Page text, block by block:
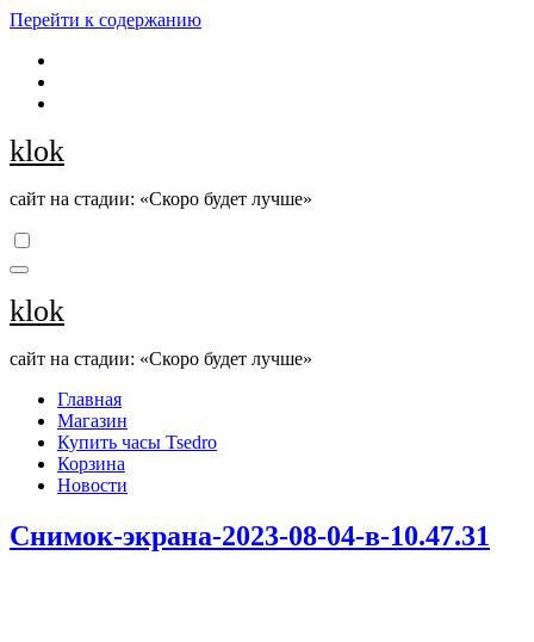
Перейти к содержанию
klok
сайт на стадии: «Скоро будет лучше»
klok
сайт на стадии: «Скоро будет лучше»
Главная
Магазин
Купить часы Tsedro
Корзина
Новости
Снимок-экрана-2023-08-04-в-10.47.31